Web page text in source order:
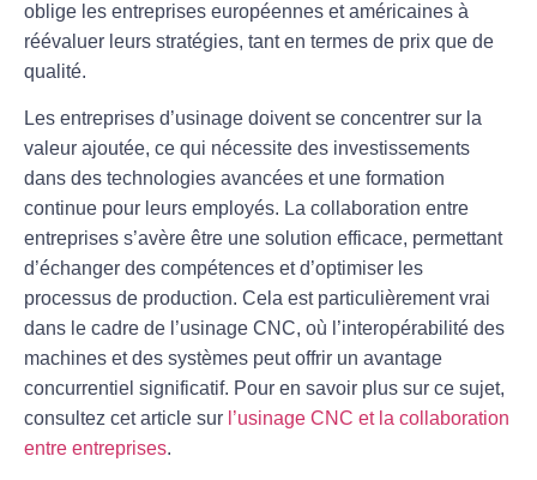
oblige les entreprises européennes et américaines à
réévaluer leurs stratégies, tant en termes de prix que de
qualité.
Les entreprises d’usinage doivent se concentrer sur la
valeur ajoutée, ce qui nécessite des investissements
dans des technologies avancées et une formation
continue pour leurs employés. La collaboration entre
entreprises s’avère être une solution efficace, permettant
d’échanger des compétences et d’optimiser les
processus de production. Cela est particulièrement vrai
dans le cadre de l’usinage CNC, où l’interopérabilité des
machines et des systèmes peut offrir un avantage
concurrentiel significatif. Pour en savoir plus sur ce sujet,
consultez cet article sur l’usinage CNC et la collaboration
entre entreprises.